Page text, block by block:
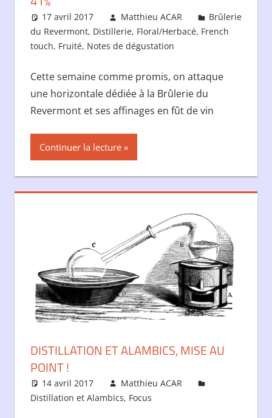
17 avril 2017 Matthieu ACAR
Brûlerie
du Revermont, Distillerie, Floral/Herbacé, French
touch, Fruité, Notes de dégustation
Cette semaine comme promis, on attaque
une horizontale dédiée à la Brûlerie du
Revermont et ses affinages en fût de vin
Continuer la lecture
DISTILLATION ET ALAMBICS, MISE AU
POINT !
14 avril 2017
Matthieu ACAR
Distillation et Alambics, Focus